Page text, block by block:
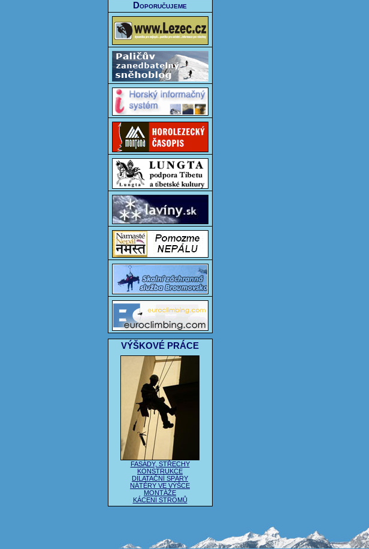
Doporučujeme
VÝŠKOVÉ PRÁCE
FASÁDY, STŘECHY
KONSTRUKCE
DILATAČNÍ SPÁRY
NÁTĚRY VE VÝŠCE
MONTÁŽE
KÁCENÍ STROMŮ